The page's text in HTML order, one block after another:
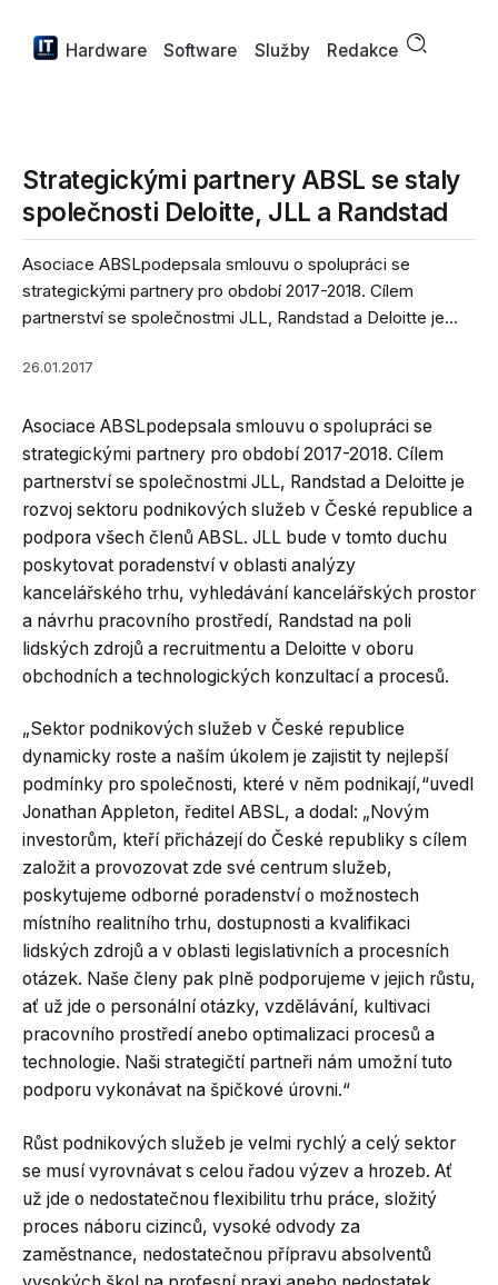
Hardware Software Služby Redakce
Strategickými partnery ABSL se staly
společnosti Deloitte, JLL a Randstad
Asociace ABSLpodepsala smlouvu o spolupráci se
strategickými partnery pro období 2017-2018. Cílem
partnerství se společnostmi JLL, Randstad a Deloitte je...
26.01.2017
Asociace ABSLpodepsala smlouvu o spolupráci se
strategickými partnery pro období 2017-2018. Cílem
partnerství se společnostmi JLL, Randstad a Deloitte je
rozvoj sektoru podnikových služeb v České republice a
podpora všech členů ABSL. JLL bude v tomto duchu
poskytovat poradenství v oblasti analýzy
kancelářského trhu, vyhledávání kancelářských prostor
a návrhu pracovního prostředí, Randstad na poli
lidských zdrojů a recruitmentu a Deloitte v oboru
obchodních a technologických konzultací a procesů.
„Sektor podnikových služeb v České republice
dynamicky roste a naším úkolem je zajistit ty nejlepší
podmínky pro společnosti, které v něm podnikají,“uvedl
Jonathan Appleton, ředitel ABSL, a dodal: „Novým
investorům, kteří přicházejí do České republiky s cílem
založit a provozovat zde své centrum služeb,
poskytujeme odborné poradenství o možnostech
místního realitního trhu, dostupnosti a kvalifikaci
lidských zdrojů a v oblasti legislativních a procesních
otázek. Naše členy pak plně podporujeme v jejich růstu,
ať už jde o personální otázky, vzdělávání, kultivaci
pracovního prostředí anebo optimalizaci procesů a
technologie. Naši strategičtí partneři nám umožní tuto
podporu vykonávat na špičkové úrovni.“
Růst podnikových služeb je velmi rychlý a celý sektor
se musí vyrovnávat s celou řadou výzev a hrozeb. Ať
už jde o nedostatečnou flexibilitu trhu práce, složitý
proces náboru cizinců, vysoké odvody za
zaměstnance, nedostatečnou přípravu absolventů